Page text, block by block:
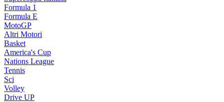
Formula 1
Formula E
MotoGP
Altri Motori
Basket
America's Cup
Nations League
Tennis
Sci
Volley
Drive UP